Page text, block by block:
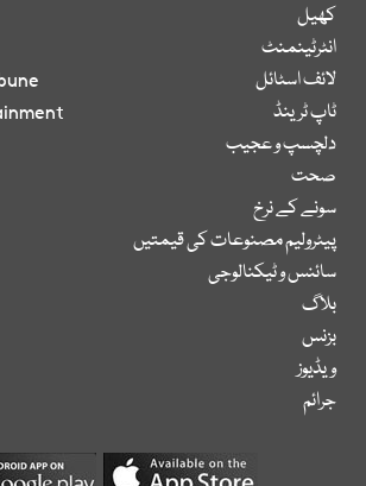
کھیل
انٹرٹینمنٹ
لائف اسٹائل
ٹاپ ٹرینڈ
دلچسپ و عجیب
صحت
سونے کے نرخ
پیٹرولیم مصنوعات کی قیمتیں
سائنس و ٹیکنالوجی
بلاگ
بزنس
ویڈیوز
جرائم